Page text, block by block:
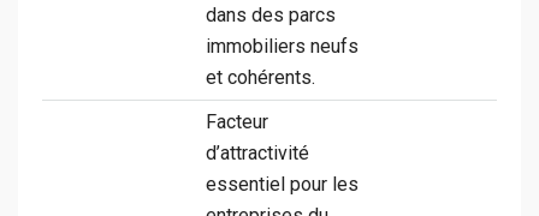
dans des parcs
immobiliers neufs
et cohérents.
Facteur
d’attractivité
essentiel pour les